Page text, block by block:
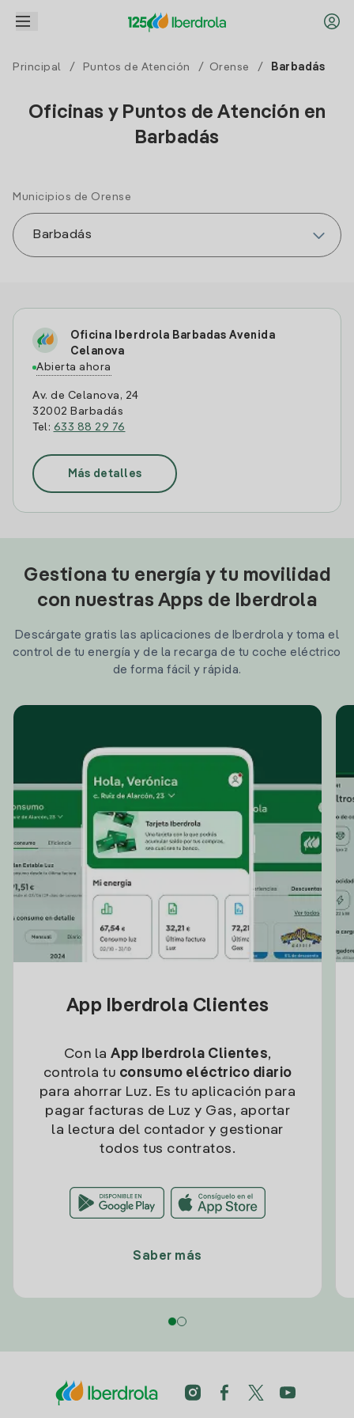
Principal / Puntos de Atención / Orense / Barbadás
Oficinas y Puntos de Atención en
Barbadás
Municipios de Orense
Oficina Iberdrola Barbadas Avenida
Celanova
Abierta ahora
Av. de Celanova, 24
32002 Barbadás
Tel: 633 88 29 76
Más detalles
Gestiona tu energía y tu movilidad
con nuestras Apps de Iberdrola
Descárgate gratis las aplicaciones de Iberdrola y toma el
control de tu energía y de la recarga de tu coche eléctrico
de forma fácil y rápida.
App Iberdrola Clientes
Con la App Iberdrola Clientes,
controla tu consumo eléctrico diario
para ahorrar Luz. Es tu aplicación para
pagar facturas de Luz y Gas, aportar
la lectura del contador y gestionar
todos tus contratos.
Saber más